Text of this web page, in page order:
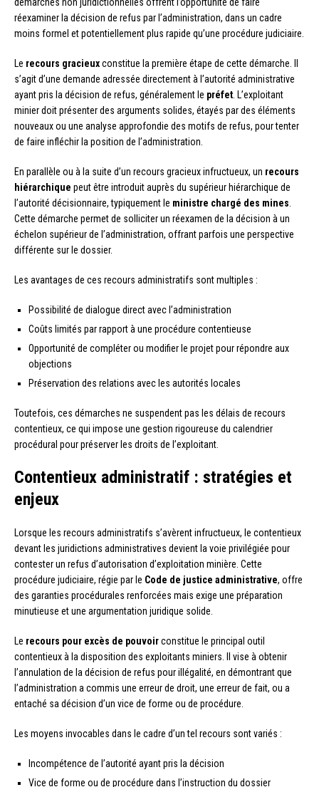
réexaminer la décision de refus par l’administration, dans un cadre
moins formel et potentiellement plus rapide qu’une procédure judiciaire.
Le recours gracieuxconstitue la première étape de cette démarche. Il
s’agit d’une demande adressée directement à l’autorité administrative
ayant pris la décision de refus, généralement le préfet . L’exploitant
minier doit présenter des arguments solides, étayés par des éléments
nouveaux ou une analyse approfondie des motifs de refus, pour tenter
de faire infléchir la position de l’administration.
En parallèle ou à la suite d’un recours gracieux infructueux, un recours
hiérarchique peut être introduit auprès du supérieur hiérarchique de
l’autorité décisionnaire, typiquement le ministre chargé des mines
Cette démarche permet de solliciter un réexamen de la décision à un
échelon supérieur de l’administration, offrant parfois une perspective
différente sur le dossier.
Les avantages de ces recours administratifs sont multiples :
Possibilité de dialogue direct avec l’administration
Coûts limités par rapport à une procédure contentieuse
Opportunité de compléter ou modifier le projet pour répondre aux
objections
Préservation des relations avec les autorités locales
Toutefois, ces démarches ne suspendent pas les délais de recours
contentieux, ce qui impose une gestion rigoureuse du calendrier
procédural pour préserver les droits de l’exploitant.
Contentieux administratif : stratégies et
enjeux
Lorsque les recours administratifs s’avèrent infructueux, le contentieux
devant les juridictions administratives devient la voie privilégiée pour
contester un refus d’autorisation d’exploitation minière. Cette
procédure judiciaire, régie par le Code de justice administrative, offre
des garanties procédurales renforcées mais exige une préparation
minutieuse et une argumentation juridique solide.
Le recours pour excès de pouvoirconstitue le principal outil
contentieux à la disposition des exploitants miniers. Il vise à obtenir
l’annulation de la décision de refus pour illégalité, en démontrant que
l’administration a commis une erreur de droit, une erreur de fait, ou a
entaché sa décision d’un vice de forme ou de procédure.
Les moyens invocables dans le cadre d’un tel recours sont variés :
Incompétence de l’autorité ayant pris la décision
Vice de forme ou de procédure dans l’instruction du dossier